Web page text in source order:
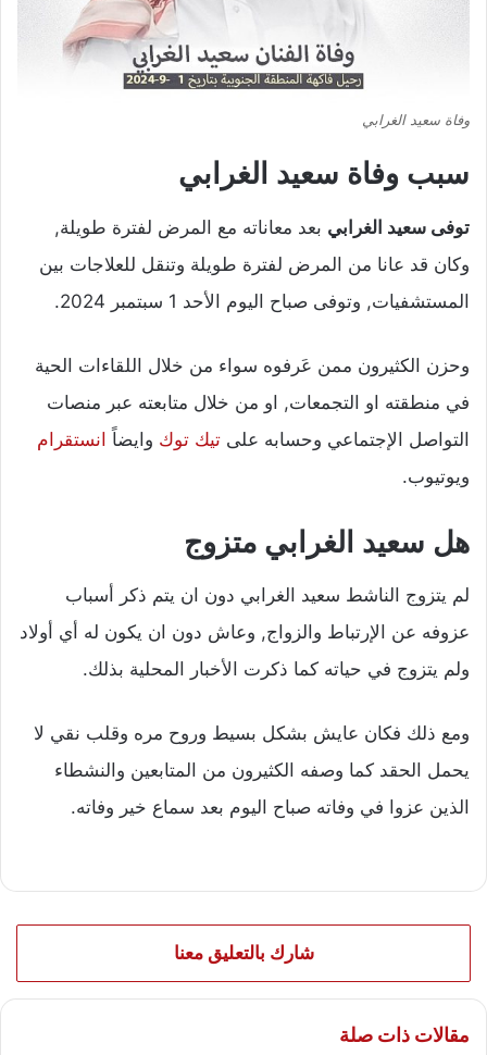
وفاة سعيد الغرابي
سبب وفاة سعيد الغرابي
توفى سعيد الغرابي بعد معاناته مع المرض لفترة طويلة,
وكان قد عانا من المرض لفترة طويلة وتنقل للعلاجات بين
المستشفيات, وتوفى صباح اليوم الأحد 1 سبتمبر 2024.
وحزن الكثيرون ممن عَرفوه سواء من خلال اللقاءات الحية
في منطقته او التجمعات, او من خلال متابعته عبر منصات
التواصل الإجتماعي وحسابه على تيك توك وايضاً انستقرام
ويوتيوب.
هل سعيد الغرابي متزوج
لم يتزوج الناشط سعيد الغرابي دون ان يتم ذكر أسباب
عزوفه عن الإرتباط والزواج, وعاش دون ان يكون له أي أولاد
ولم يتزوج في حياته كما ذكرت الأخبار المحلية بذلك.
ومع ذلك فكان عايش بشكل بسيط وروح مره وقلب نقي لا
يحمل الحقد كما وصفه الكثيرون من المتابعين والنشطاء
الذين عزوا في وفاته صباح اليوم بعد سماع خير وفاته.
شارك بالتعليق معنا
مقالات ذات صلة